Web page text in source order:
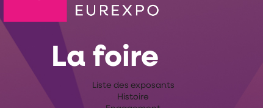
La foire
Liste des exposants
Histoire